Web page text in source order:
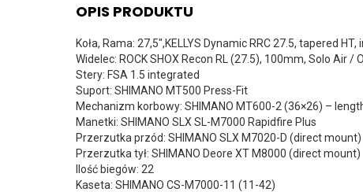
OPIS PRODUKTU
Koła, Rama: 27,5″,KELLYS Dynamic RRC 27.5, tapered
Widelec: ROCK SHOX Recon RL (27.5), 100mm, Solo Air
Stery: FSA 1.5 integrated
Suport: SHIMANO MT500 Press-Fit
Mechanizm korbowy: SHIMANO MT600-2 (36×26) –
Manetki: SHIMANO SLX SL-M7000 Rapidfire Plus
Przerzutka przód: SHIMANO SLX M7020-D (direct mount)
Przerzutka tył: SHIMANO Deore XT M8000 (direct mount)
Ilość biegów: 22
Kaseta: SHIMANO CS-M7000-11 (11-42)